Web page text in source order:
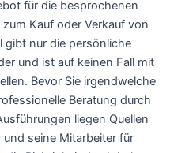
für die besprochenen
Kauf oder Verkauf von
gibt nur die persönliche
und ist auf keinen Fall mit
Bevor Sie irgendwelche
Beratung durch
liegen Quellen
seine Mitarbeiter für